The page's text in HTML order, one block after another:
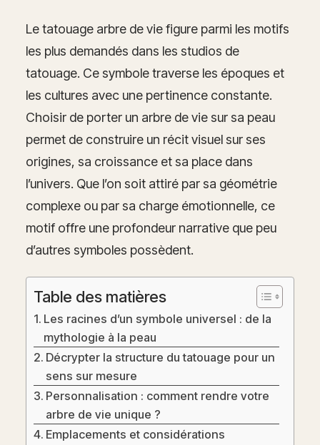
Le tatouage arbre de vie figure parmi les motifs
les plus demandés dans les studios de
tatouage. Ce symbole traverse les époques et
les cultures avec une pertinence constante.
Choisir de porter un arbre de vie sur sa peau
permet de construire un récit visuel sur ses
origines, sa croissance et sa place dans
l’univers. Que l’on soit attiré par sa géométrie
complexe ou par sa charge émotionnelle, ce
motif offre une profondeur narrative que peu
d’autres symboles possèdent.
Table des matières
Les racines d’un symbole universel : de la
mythologie à la peau
Décrypter la structure du tatouage pour un
sens sur mesure
Personnalisation : comment rendre votre
arbre de vie unique ?
Emplacements et considérations